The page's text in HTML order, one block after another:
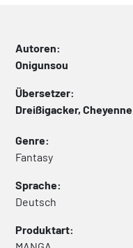
Autoren:
Onigunsou
Übersetzer:
Dreißigacker, Cheyenne
Genre:
Fantasy
Sprache:
Deutsch
Produktart: